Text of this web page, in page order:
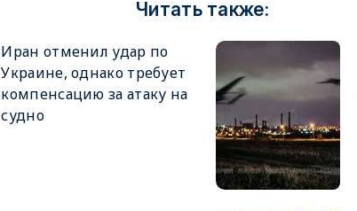
Читать также:
Иран отменил удар по
Украине, однако требует
компенсацию за атаку на
судно